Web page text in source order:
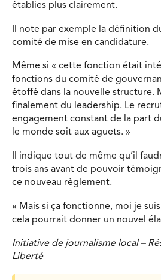
établies plus clairement.
Il note par exemple la définition
comité de mise en candidature.
Même si « cette fonction était
fonctions du comité de
étoffé dans la nouvelle structure.
finalement du leadership. Le
engagement constant de la part
le monde soit aux aguets. »
Il indique tout de même qu’il
trois ans avant de pouvoir
ce nouveau règlement.
« Mais si ça fonctionne, moi je
cela pourrait donner un nouvel
Initiative de journalisme local –
Liberté